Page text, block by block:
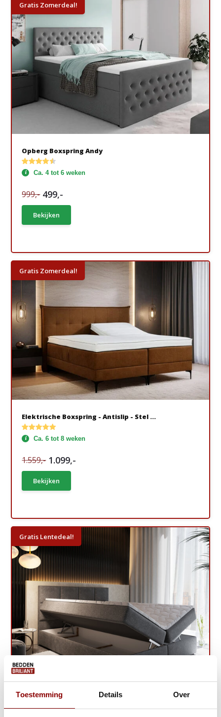
Toestemming Details Over
Gratis Zomerdeal!
Opberg Boxspring Andy
Ca. 4 tot 6 weken
999,- 499,-
Bekijken
Gratis Zomerdeal!
Elektrische Boxspring - Antislip - Stel ...
Ca. 6 tot 8 weken
1.559,- 1.099,-
Bekijken
Gratis Lentedeal!
Opberg Boxspring Levi